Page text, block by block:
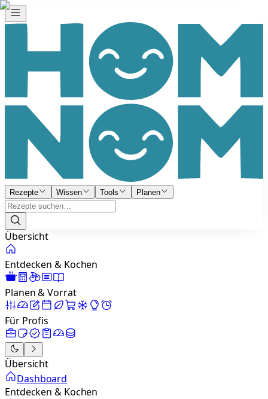
Rezepte Wissen Tools Planen
Übersicht
Entdecken & Kochen
Planen & Vorrat
Für Profis
Übersicht
Dashboard
Entdecken & Kochen